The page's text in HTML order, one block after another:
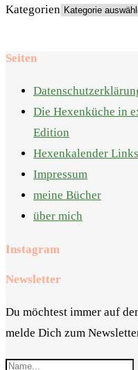
Kategorien
Seiten
Die Hexenküche in
Edition
Hexenkalender Links
Impressum
meine Bücher
über mich
Instagram
Newsletter
Du möchtest immer auf
melde Dich zum